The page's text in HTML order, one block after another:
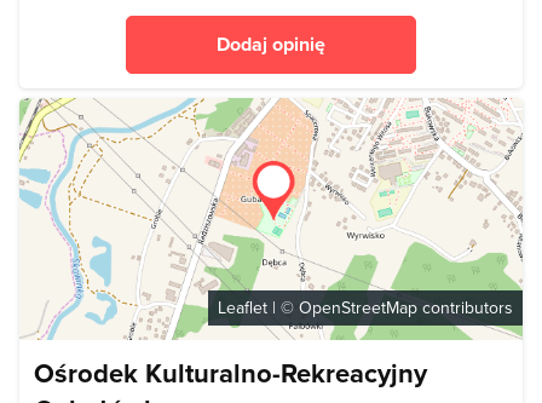
Dodaj opinię
Leaflet | © OpenStreetMap contributors
Ośrodek Kulturalno-Rekreacyjny